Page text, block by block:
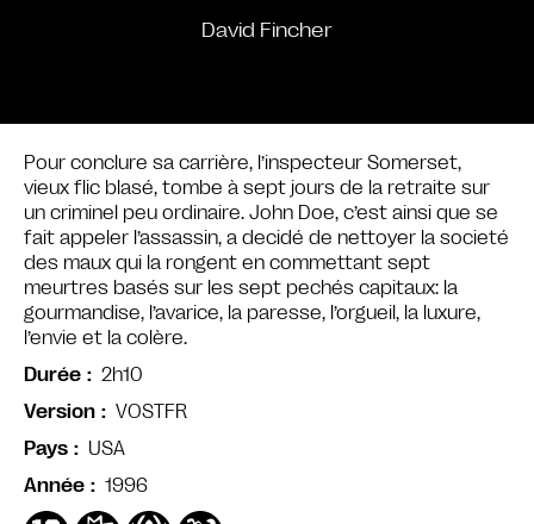
David Fincher
Pour conclure sa carrière, l’inspecteur Somerset,
vieux flic blasé, tombe à sept jours de la retraite sur
un criminel peu ordinaire. John Doe, c’est ainsi que se
fait appeler l’assassin, a decidé de nettoyer la societé
des maux qui la rongent en commettant sept
meurtres basés sur les sept pechés capitaux: la
gourmandise, l’avarice, la paresse, l’orgueil, la luxure,
l’envie et la colère.
Durée
2h10
Version
VOSTFR
Pays
USA
Année
1996